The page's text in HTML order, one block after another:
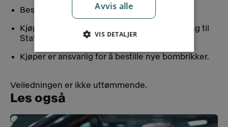
Bestill forsikring.
Kjøper er ansvarlig for å sende omregistrering til
Statens Vegvesen.
Kjøper er ansvarlig for å bestille nye bombrikker.
Veiledningen er ikke uttømmende.
Les også
Avvis alle
VIS DETALJER